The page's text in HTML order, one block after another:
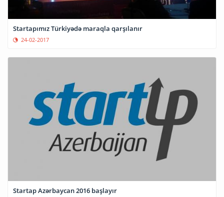
Startapımız Türkiyədə maraqla qarşılanır
24-02-2017
Startap Azərbaycan 2016 başlayır